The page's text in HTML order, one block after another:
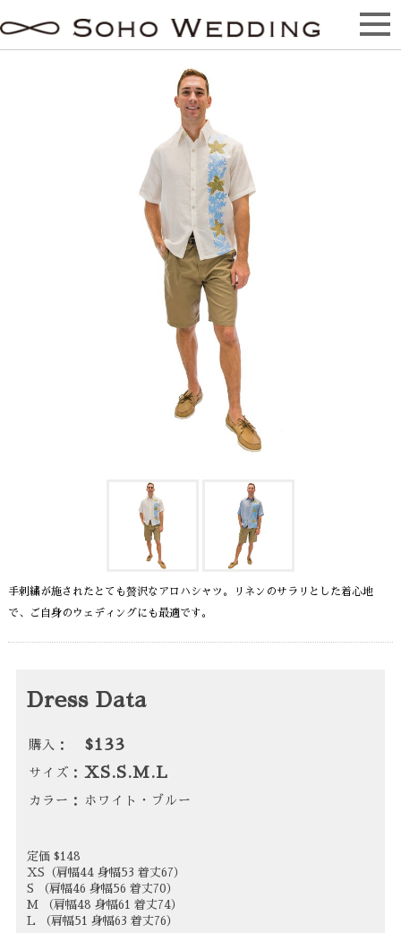
Linen Starfish Button Down スターフィッシ
ュ
手刺繍が施されたとても贅沢なアロハシャツ。リネンのサラリとした着心地
で、ご自身のウェディングにも最適です。
Dress Data
購入： $133
サイズ： XS.S.M.L
カラー： ホワイト・ブルー
定価 $148
XS（肩幅44 身幅53 着丈67）
S （肩幅46 身幅56 着丈70）
M （肩幅48 身幅61 着丈74）
L （肩幅51 身幅63 着丈76）